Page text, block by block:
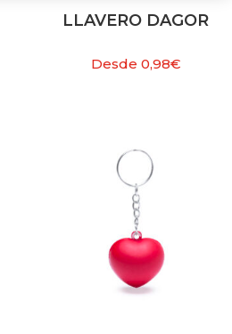
LLAVERO DAGOR
Desde 0,98€